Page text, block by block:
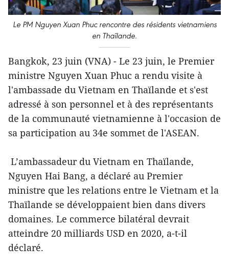
Le PM Nguyen Xuan Phuc rencontre des résidents vietnamiens
en Thaïlande.
Bangkok, 23 juin (VNA) - Le 23 juin, le Premier
ministre Nguyen Xuan Phuc a rendu visite à
l'ambassade du Vietnam en Thaïlande et s'est
adressé à son personnel et à des représentants
de la communauté vietnamienne à l'occasion de
sa participation au 34e sommet de l'ASEAN.
L’ambassadeur du Vietnam en Thaïlande,
Nguyen Hai Bang, a déclaré au Premier
ministre que les relations entre le Vietnam et la
Thaïlande se développaient bien dans divers
domaines. Le commerce bilatéral devrait
atteindre 20 milliards USD en 2020, a-t-il
déclaré.